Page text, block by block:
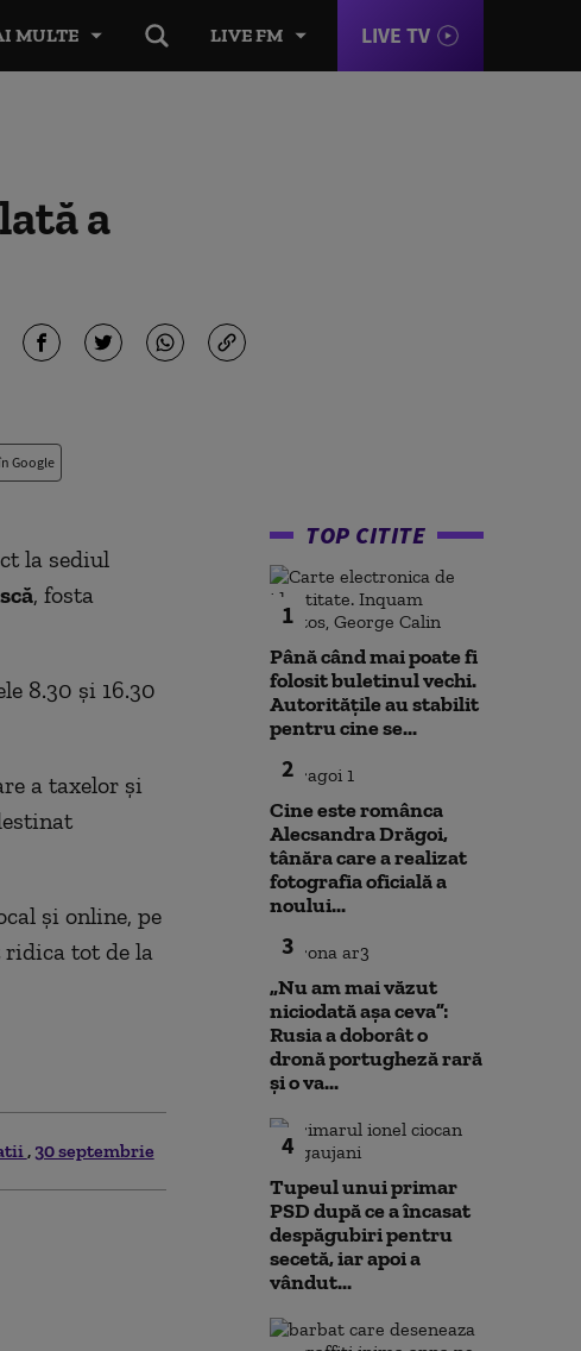
LIVE FM LIVE TV
MULTE
a
Google
la sediul
, fosta
8.30 și 16.30
a taxelor și
și online, pe
tot de la
30 septembrie
TOP CITITE
1
Până când mai poate fi
folosit buletinul vechi.
Autoritățile au stabilit
pentru cine se...
2
Cine este românca
Alecsandra Drăgoi,
tânăra care a realizat
fotografia oficială a
noului...
3
„Nu am mai văzut
niciodată așa ceva”:
Rusia a doborât o
dronă portugheză rară
și o va...
4
Tupeul unui primar
PSD după ce a încasat
despăgubiri pentru
secetă, iar apoi a
vândut...